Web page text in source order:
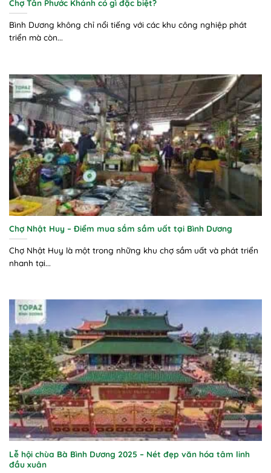
Chợ Tân Phước Khánh có gì đặc biệt?
Bình Dương không chỉ nổi tiếng với các khu công nghiệp phát
triển mà còn...
Chợ Nhật Huy – Điểm mua sắm sầm uất tại Bình Dương
Chợ Nhật Huy là một trong những khu chợ sầm uất và phát triển
nhanh tại...
Lễ hội chùa Bà Bình Dương 2025 – Nét đẹp văn hóa tâm linh
đầu xuân